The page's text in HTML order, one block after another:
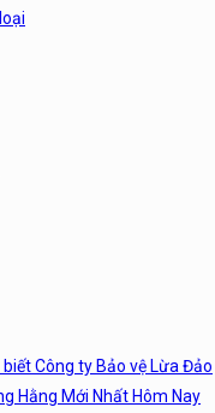
Công ty Bảo vệ Lừa Đảo
Hằng Mới Nhất Hôm Nay